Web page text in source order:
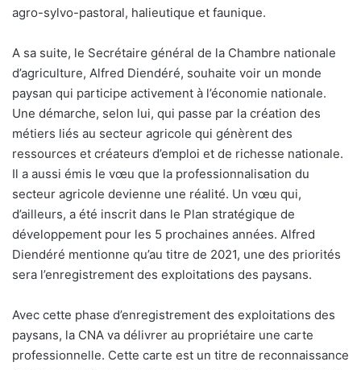
agro-sylvo-pastoral, halieutique et faunique.
A sa suite, le Secrétaire général de la Chambre nationale
d’agriculture, Alfred Diendéré, souhaite voir un monde
paysan qui participe activement à l’économie nationale.
Une démarche, selon lui, qui passe par la création des
métiers liés au secteur agricole qui génèrent des
ressources et créateurs d’emploi et de richesse nationale.
Il a aussi émis le vœu que la professionnalisation du
secteur agricole devienne une réalité. Un vœu qui,
d’ailleurs, a été inscrit dans le Plan stratégique de
développement pour les 5 prochaines années. Alfred
Diendéré mentionne qu’au titre de 2021, une des priorités
sera l’enregistrement des exploitations des paysans.
Avec cette phase d’enregistrement des exploitations des
paysans, la CNA va délivrer au propriétaire une carte
professionnelle. Cette carte est un titre de reconnaissance